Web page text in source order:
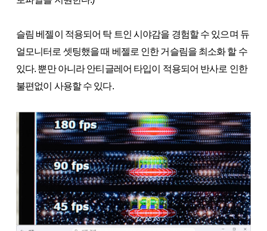
슬림 베젤이 적용되어 탁 트인 시야감을 경험할 수 있으며 듀
얼모니터로 셋팅했을 때 베젤로 인한 거슬림을 최소화 할 수
있다. 뿐만 아니라 안티글레어 타입이 적용되어 반사로 인한
불편없이 사용할 수 있다.